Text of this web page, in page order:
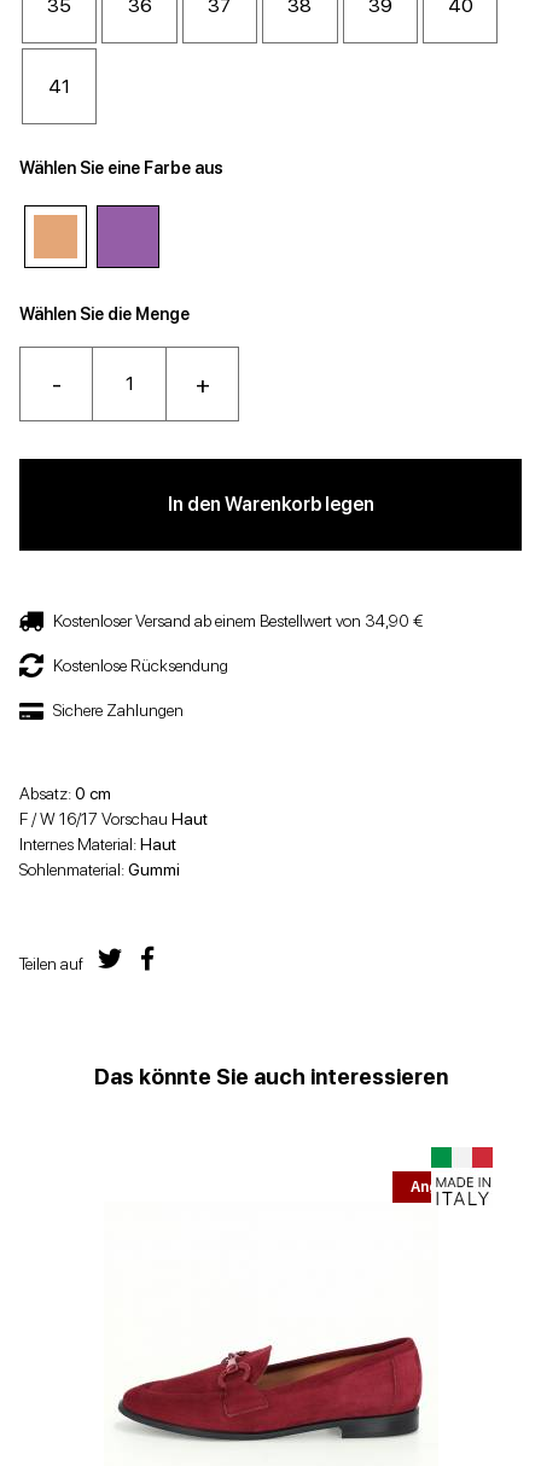
35 36 37 38 39 40
41
Wählen Sie eine Farbe aus
Wählen Sie die Menge
- +
In den Warenkorb legen
Kostenloser Versand ab einem Bestellwert von 34,90 €
Kostenlose Rücksendung
Sichere Zahlungen
Absatz:0 cm
F / W 16/17 Vorschau Haut
Internes Material:Haut
Sohlenmaterial:Gummi
Teilen auf
Das könnte Sie auch interessieren
Angebot